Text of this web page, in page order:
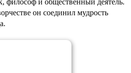
философ и общественный деятель.
он соединил мудрость